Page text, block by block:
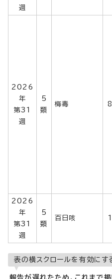
週
2026
年
第31
週
5
類
梅毒 8
2026
年
第31
週
5
類
百日咳 1
表の横スクロールを有効にす
報告が遅れたため、これまで